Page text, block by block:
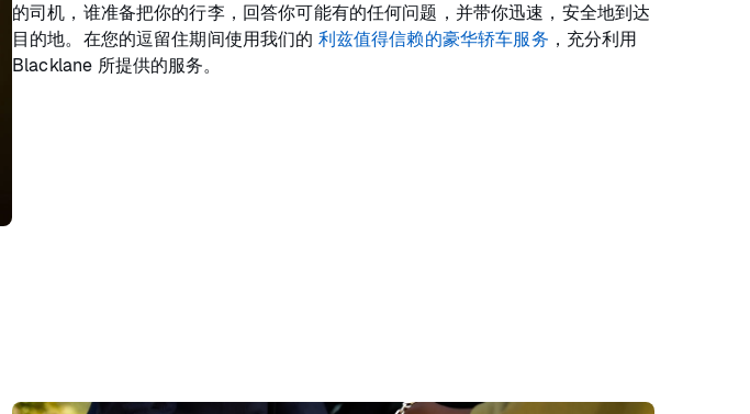
的司机，谁准备把你的行李，回答你可能有的任何问题，并带你迅速，安全地到达
目的地。在您的逗留住期间使用我们的 利兹值得信赖的豪华轿车服务 ，充分利用
Blacklane 所提供的服务。